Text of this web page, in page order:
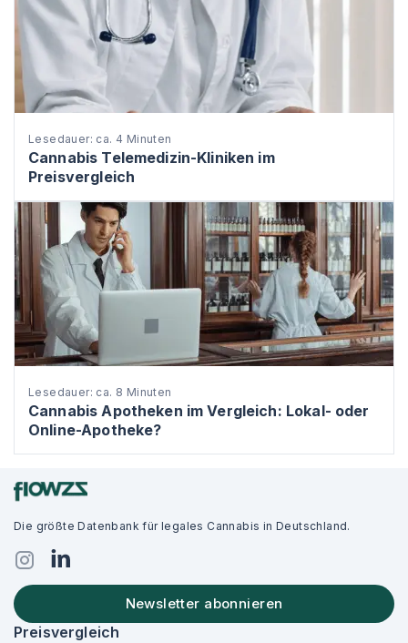
Lesedauer: ca. 4 Minuten
Cannabis Telemedizin-Kliniken im
Preisvergleich
Lesedauer: ca. 8 Minuten
Cannabis Apotheken im Vergleich: Lokal- oder
Online-Apotheke?
Die größte Datenbank für legales Cannabis in Deutschland.
Newsletter abonnieren
Preisvergleich